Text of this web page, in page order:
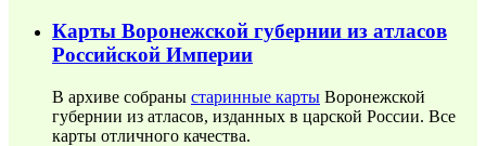
Карты Воронежской губернии из атласов
Российской Империи
В архиве собраны старинные карты Воронежской
губернии из атласов, изданных в царской России. Все
карты отличного качества.